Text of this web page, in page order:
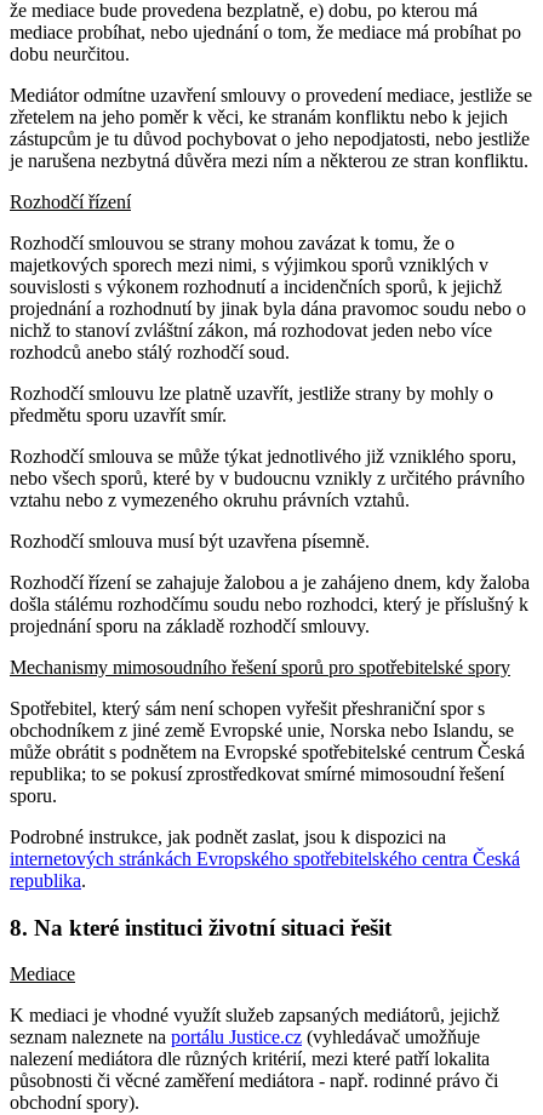
že mediace bude provedena bezplatně, e) dobu, po kterou má
mediace probíhat, nebo ujednání o tom, že mediace má probíhat po
dobu neurčitou.
Mediátor odmítne uzavření smlouvy o provedení mediace, jestliže se
zřetelem na jeho poměr k věci, ke stranám konfliktu nebo k jejich
zástupcům je tu důvod pochybovat o jeho nepodjatosti, nebo jestliže
je narušena nezbytná důvěra mezi ním a některou ze stran konfliktu.
Rozhodčí řízení
Rozhodčí smlouvou se strany mohou zavázat k tomu, že o
majetkových sporech mezi nimi, s výjimkou sporů vzniklých v
souvislosti s výkonem rozhodnutí a incidenčních sporů, k jejichž
projednání a rozhodnutí by jinak byla dána pravomoc soudu nebo o
nichž to stanoví zvláštní zákon, má rozhodovat jeden nebo více
rozhodců anebo stálý rozhodčí soud.
Rozhodčí smlouvu lze platně uzavřít, jestliže strany by mohly o
předmětu sporu uzavřít smír.
Rozhodčí smlouva se může týkat jednotlivého již vzniklého sporu,
nebo všech sporů, které by v budoucnu vznikly z určitého právního
vztahu nebo z vymezeného okruhu právních vztahů.
Rozhodčí smlouva musí být uzavřena písemně.
Rozhodčí řízení se zahajuje žalobou a je zahájeno dnem, kdy žaloba
došla stálému rozhodčímu soudu nebo rozhodci, který je příslušný k
projednání sporu na základě rozhodčí smlouvy.
Mechanismy mimosoudního řešení sporů pro spotřebitelské spory
Spotřebitel, který sám není schopen vyřešit přeshraniční spor s
obchodníkem z jiné země Evropské unie, Norska nebo Islandu, se
může obrátit s podnětem na Evropské spotřebitelské centrum Česká
republika; to se pokusí zprostředkovat smírné mimosoudní řešení
sporu.
Podrobné instrukce, jak podnět zaslat, jsou k dispozici na
internetových stránkách Evropského spotřebitelského centra Česká
republika.
8. Na které instituci životní situaci řešit
Mediace
K mediaci je vhodné využít služeb zapsaných mediátorů, jejichž
seznam naleznete na portálu Justice.cz (vyhledávač umožňuje
nalezení mediátora dle různých kritérií, mezi které patří lokalita
působnosti či věcné zaměření mediátora - např. rodinné právo či
obchodní spory).